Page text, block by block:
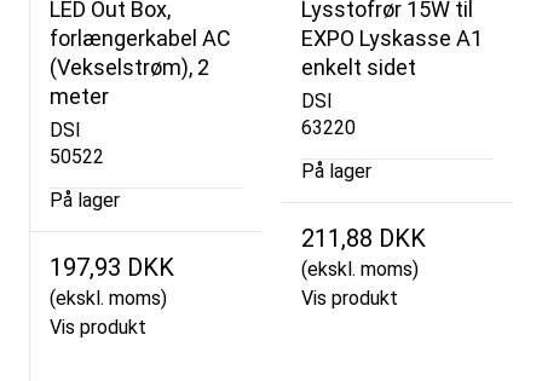
LED Out Box,
forlængerkabel AC
(Vekselstrøm), 2
meter
DSI
50522
På lager
197,93 DKK
(ekskl. moms)
Vis produkt
Lysstofrør 15W til
EXPO Lyskasse A1
enkelt sidet
DSI
63220
På lager
211,88 DKK
(ekskl. moms)
Vis produkt